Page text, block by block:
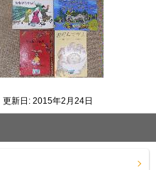
更新日: 2015年2月24日